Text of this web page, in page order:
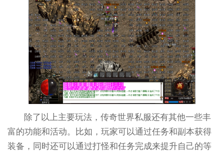
除了以上主要玩法，传奇世界私服还有其他一些丰
富的功能和活动。比如，玩家可以通过任务和副本获得
装备，同时还可以通过打怪和任务完成来提升自己的等